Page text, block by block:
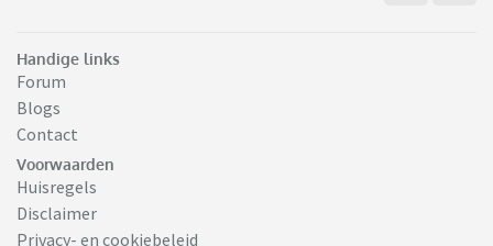
Handige links
Forum
Blogs
Contact
Voorwaarden
Huisregels
Disclaimer
Privacy- en cookiebeleid